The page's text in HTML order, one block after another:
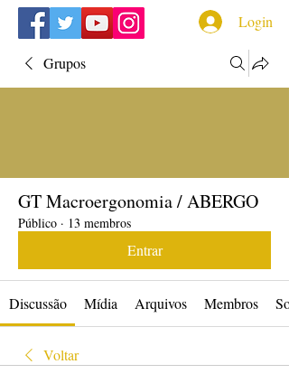
Login
Grupos
GT Macroergonomia / ABERGO
Público · 13 membros
Entrar
Discussão Mídia Arquivos Membros
Voltar